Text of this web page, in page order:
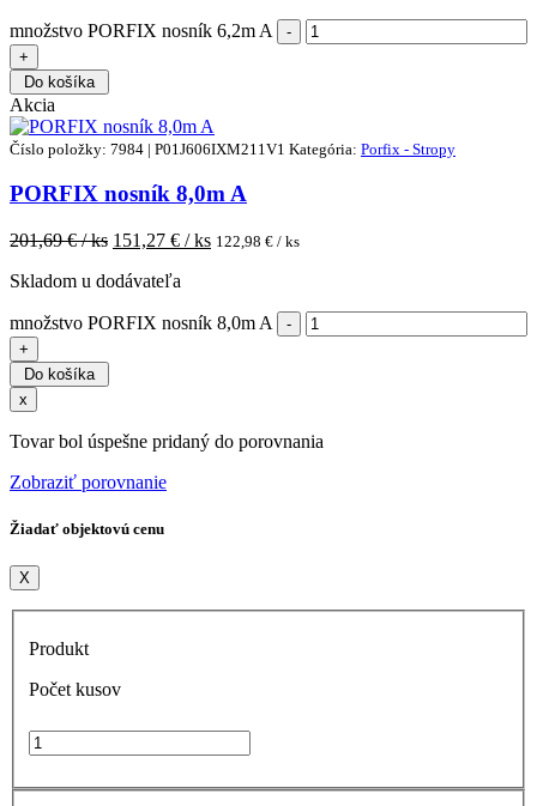
množstvo PORFIX nosník 6,2m A
Do košíka
Akcia
Číslo položky: 7984 | P01J606IXM211V1 Kategória: Porfix - Stropy
PORFIX nosník 8,0m A
201,69€ / ks 151,27 € / ks 122,98 € / ks
Skladom u dodávateľa
množstvo PORFIX nosník 8,0m A
Do košíka
x
Tovar bol úspešne pridaný do porovnania
Zobraziť porovnanie
Žiadať objektovú cenu
X
Produkt
Počet kusov